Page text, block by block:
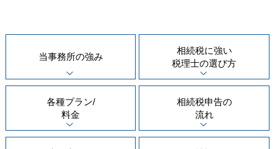
当事務所の強み
相続税に強い
税理士の選び方
各種プラン/
料金
相続税申告の
流れ